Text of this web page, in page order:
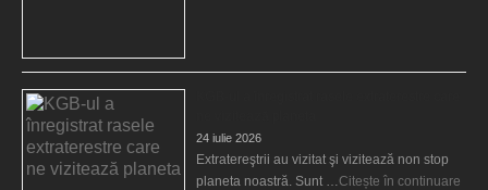
24 iulie 2026
Extratereştrii au vizitat şi vizitează non stop
planeta noastră. Sunt … Citește în continuare